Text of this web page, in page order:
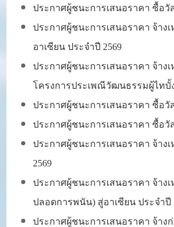
ประกาศผู้ชนะการเสนอราคา ซื้อ
ประกาศผู้ชนะการเสนอราคา จ้า
อาเซียน ประจำปี 2569
ประกาศผู้ชนะการเสนอราคา จ้า
โครงการประเพณีวัฒนธรรมผู้ไทบั้
ประกาศผู้ชนะการเสนอราคาซื้อวั
ประกาศผู้ชนะการเสนอราคา ซื้อ
ประกาศผู้ชนะการเสนอราคา จ้า
2569
ประกาศผู้ชนะการเสนอราคา จ้า
ปลอดการพนัน) สู่อาเซียน ประจำปี
ประกาศผู้ชนะการเสนอราคา จ้าง